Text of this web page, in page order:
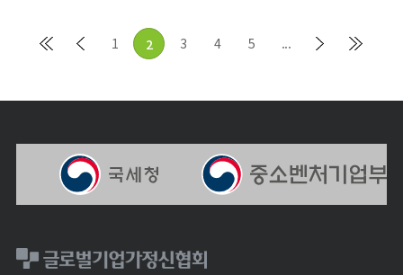
처음 이전 1 2 3 4 5 ... 다음 마지막